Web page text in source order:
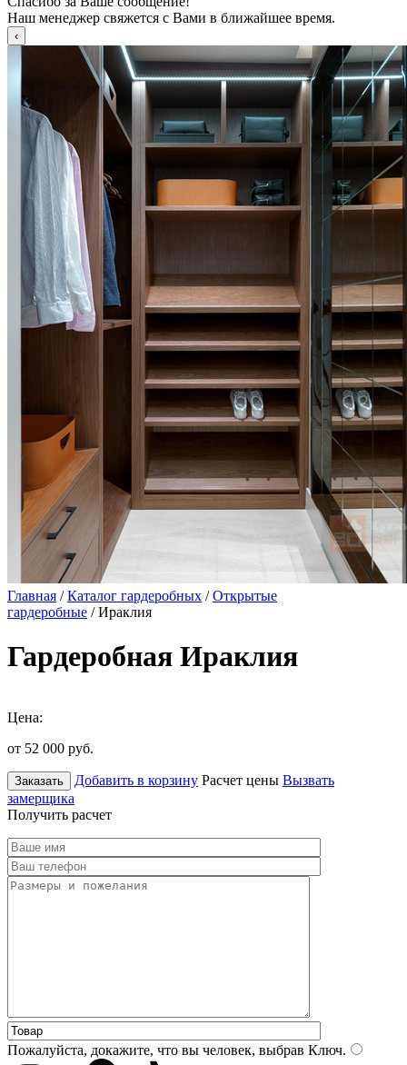
Наш менеджер свяжется с Вами в ближайшее время.
Главная /Каталог гардеробных /Открытые
гардеробные / Ираклия
Гардеробная Ираклия
Цена:
от 52 000 руб.
Заказать Добавить в корзину Расчет цены Вызвать
замерщика
Получить расчет
Пожалуйста, докажите, что вы человек, выбрав Ключ.